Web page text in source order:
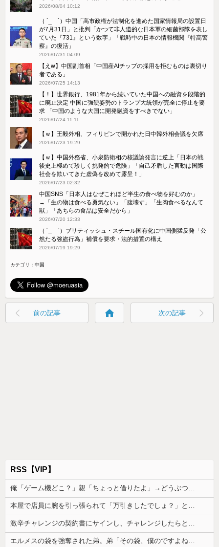
2026/08/04 10:12
（ ´_ゝ`）中国「高市政権が法制化を進めた国家情報局の設置日
が7月31日」と批判「かつて非人道的な日本軍の細菌部隊を表し
ていた『731』という数字」「戦時中の日本の情報機関『特高警
察』の復活」
2026/07/31 04:09
【えw】中国副首相「中国産AIチップの採用を拒むものは裏切り
者である」
2026/07/25 14:13
【！】世界銀行、1981年から続いていた中国への融資を段階的
に廃止決定 中国に強硬姿勢のトランプ大統領が完全に停止を要
求 「中国のような大国に開発融資をすべきでない」
2026/07/24 11:11
【ｗ】王毅外相、フィリピンで開かれた日中韓外相会議を欠席
2026/07/23 19:29
【ｗ】中国外務省、小泉防衛相の核議論発言に逆上「日本の戦
後史上極めて珍しく挑発的で危険」「自己矛盾した言動は国際
社会を欺いてきた虚偽を改めて露呈！」
2026/07/23 02:32
中国SNS「日本人はなぜこれほど半生の食べ物を好むのか」
→「生の物は食べる勇気ない」「腹壊す」「生肉食べるなんて
獣」「あちらの食品は安全だから」
2026/07/20 12:33
（ ´_ゝ`）ブリティッシュ・スチール国有化に中国側猛反発「公
然たる強盗行為」補償を要求・法的措置の構え
2026/07/19 19:29
カテゴリ：中国
前の記事 home 次の記事
RSS【VIP】